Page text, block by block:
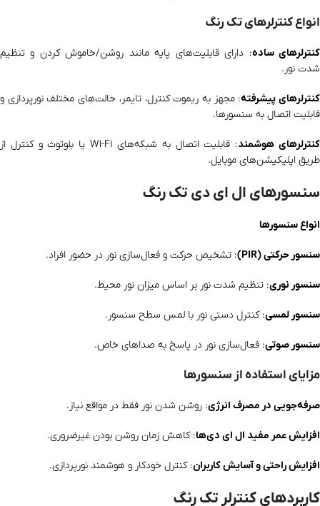
انواع کنترلرهای تک رنگ
کنترلرهای ساده: دارای قابلیت‌های پایه مانند روشن/خاموش کردن و تنظیم
شدت نور.
کنترلرهای پیشرفته: مجهز به ریموت کنترل، تایمر، حالت‌های مختلف نورپردازی و
قابلیت اتصال به سنسورها.
کنترلرهای هوشمند
: قابلیت اتصال به شبکه‌های Wi-Fi یا بلوتوث و کنترل از
طریق اپلیکیشن‌های موبایل.
سنسورهای ال ای دی تک رنگ
انواع سنسورها
سنسور حرکتی (PIR) : تشخیص حرکت و فعال‌سازی نور در حضور افراد.
سنسور نوری: تنظیم شدت نور بر اساس میزان نور محیط.
سنسور لمسی: کنترل دستی نور با لمس سطح سنسور.
سنسور صوتی: فعال‌سازی نور در پاسخ به صداهای خاص.
مزایای استفاده از سنسورها
صرفه‌جویی در مصرف انرژی: روشن شدن نور فقط در مواقع نیاز.
افزایش عمر مفید ال ای دی‌ها: کاهش زمان روشن بودن غیرضروری.
افزایش راحتی و آسایش کاربران: کنترل خودکار و هوشمند نورپردازی.
کاربردهای کنترلر تک رنگ